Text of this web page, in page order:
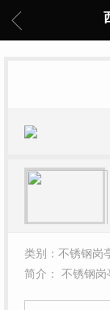
类别：不锈钢岗
简介： 不锈钢